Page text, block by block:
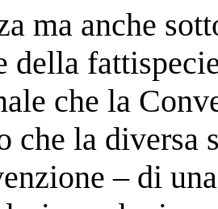
ma anche
della
che la
che la diversa
– di